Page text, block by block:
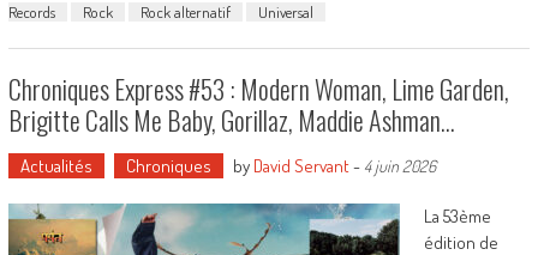
Records
Rock Rock alternatif Universal
Chroniques Express #53 : Modern Woman, Lime Garden,
Brigitte Calls Me Baby, Gorillaz, Maddie Ashman…
Actualités Chroniques by David Servant- 4 juin 2026
La 53ème
édition de